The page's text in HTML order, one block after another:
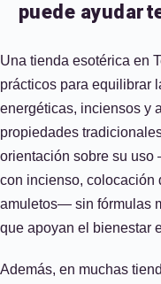
puede
Una tienda esotérica en
prácticos para equilibrar
energéticas, inciensos y
propiedades
orientación sobre su
con incienso, colocación
amuletos— sin fórmulas
que apoyan el bienestar
Además, en muchas